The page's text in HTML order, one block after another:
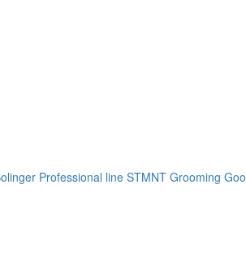
Professional line STMNT Grooming